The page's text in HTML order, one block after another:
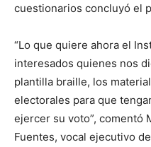
cuestionarios concluyó el
“Lo que quiere ahora el
interesados quienes nos
plantilla braille, los
electorales para que
ejercer su voto”, comentó
Fuentes, vocal ejecutivo